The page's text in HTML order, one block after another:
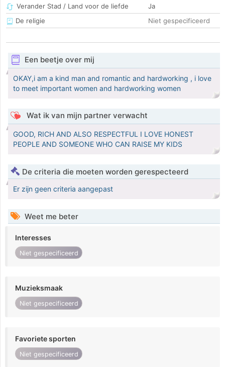
Verander Stad / Land voor de liefde
Ja
De religie
Niet gespecificeerd
Een beetje over mij
OKAY,i am a kind man and romantic and hardworking , i love
to meet important women and hardworking women
Wat ik van mijn partner verwacht
GOOD, RICH AND ALSO RESPECTFUL I LOVE HONEST
PEOPLE AND SOMEONE WHO CAN RAISE MY KIDS
De criteria die moeten worden gerespecteerd
Er zijn geen criteria aangepast
Weet me beter
Interesses
Niet gespecificeerd
Muzieksmaak
Niet gespecificeerd
Favoriete sporten
Niet gespecificeerd